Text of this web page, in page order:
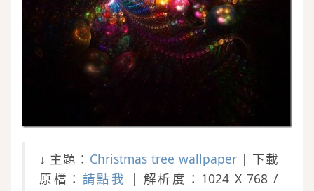
↓ 主題： Christmas tree wallpaper | 下載
原檔： 請點我
| 解析度：1024 X 768 /